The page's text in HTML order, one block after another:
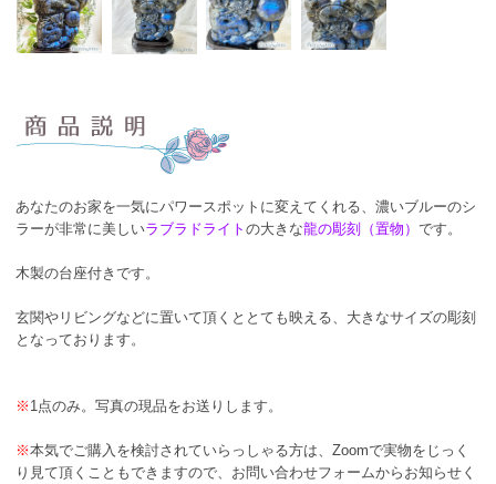
あなたのお家を一気にパワースポットに変えてくれる、濃いブルーのシ
ラーが非常に美しいラブラドライト の大きな龍の彫刻（置物） です。
木製の台座付きです。
玄関やリビングなどに置いて頂くととても映える、大きなサイズの彫刻
となっております。
※ 1点のみ。写真の現品をお送りします。
※本気でご購入を検討されていらっしゃる方は、Zoomで実物をじっく
り見て頂くこともできますので、お問い合わせフォームからお知らせく